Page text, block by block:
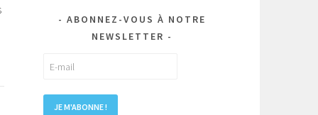
ABONNEZ-VOUS À NOTRE
NEWSLETTER